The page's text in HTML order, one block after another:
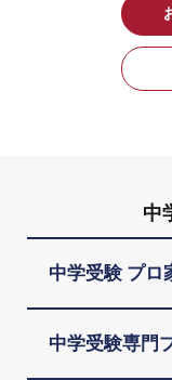
中
中学受験 プロ
中学受験専門